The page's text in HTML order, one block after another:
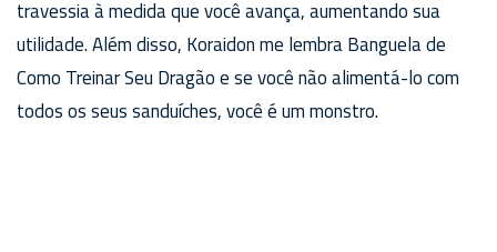
travessia à medida que você avança, aumentando sua
utilidade. Além disso, Koraidon me lembra Banguela de
Como Treinar Seu Dragão e se você não alimentá-lo com
todos os seus sanduíches, você é um monstro.